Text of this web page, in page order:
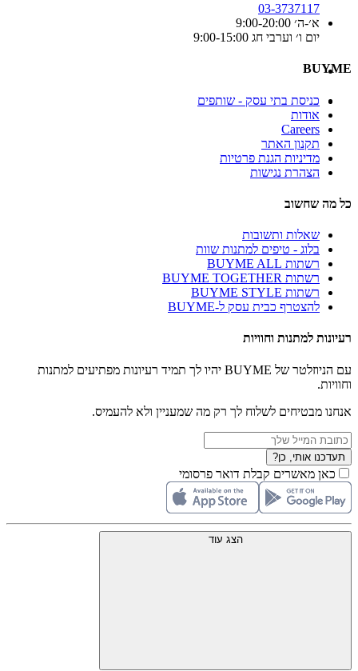
03-3737117
א׳-ה׳ 9:00-20:00
יום ו׳ וערבי חג 9:00-15:00
BUYME
כניסת בתי עסק - שותפים
אודות
Careers
תקנון האתר
מדיניות הגנת פרטיות
הצהרת נגישות
כל מה שחשוב
שאלות ותשובות
בלוג - טיפים למתנות שוות
רשתות BUYME ALL
רשתות BUYME TOGETHER
רשתות BUYME STYLE
להצטרף כבית עסק ל-BUYME
רעיונות למתנות וחוויות
עם הניוזלטר של BUYME יהיו לך תמיד רעיונות מפתיעים למתנות
וחוויות.
אנחנו מבטיחים לשלוח לך רק מה שמעניין ולא להעמיס.
תעדכנו אותי, כן?
כאן מאשרים קבלת דואר פרסומי
הצג עוד